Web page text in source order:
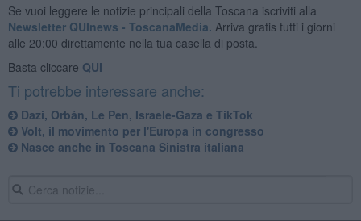
Se vuoi leggere le notizie principali della Toscana iscriviti alla
Newsletter QUInews - ToscanaMedia. Arriva gratis tutti i giorni
alle 20:00 direttamente nella tua casella di posta.
Basta cliccare QUI
Ti potrebbe interessare anche:
Dazi, Orbán, Le Pen, Israele-Gaza e TikTok
Volt, il movimento per l'Europa in congresso
Nasce anche in Toscana Sinistra italiana